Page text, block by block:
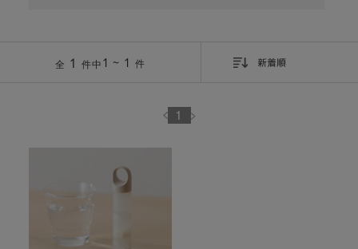
全 1 件中1 ~ 1 件
1
新着順